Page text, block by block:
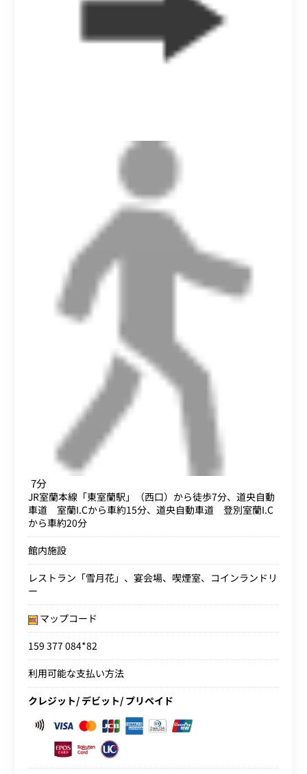
7分
JR室蘭本線「東室蘭駅」（西口）から徒歩7分、道央自動
車道 室蘭I.Cから車約15分、道央自動車道 登別室蘭I.C
から車約20分
館内施設
レストラン「雪月花」、宴会場、喫煙室、コインランドリ
ー
マップコード
159 377 084*82
利用可能な支払い方法
クレジット/ デビット/ プリペイド